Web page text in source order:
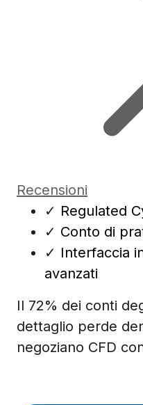
Recensioni
✓ Regulated
✓ Conto di
✓ Interfaccia
avanzati
Il 72% dei conti
dettaglio perde
negoziano CFD